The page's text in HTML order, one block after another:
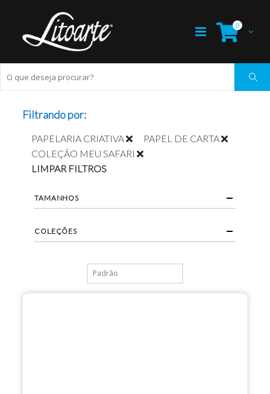
0
Filtrando por:
PAPELARIA CRIATIVA
PAPEL DE CARTA
COLEÇÃO MEU SAFARI
LIMPAR FILTROS
TAMANHOS
COLEÇÕES